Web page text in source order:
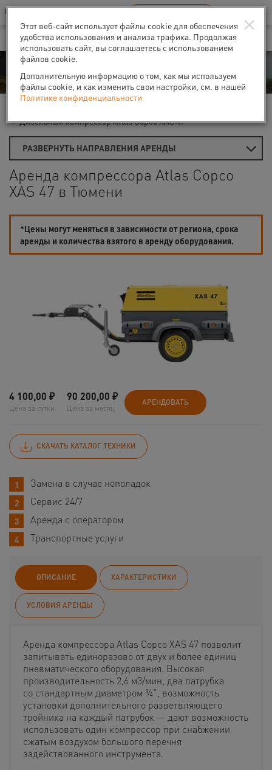
Ваш город:Тюмень
В Вашем регионе нет наших офисов RU EN
Аренда
Дизельный компрессор Atlas Copco XAS 47
РАЗВЕРНУТЬ НАПРАВЛЕНИЯ АРЕНДЫ
Аренда компрессора Atlas Copco
XAS 47 в Тюмени
*Цены могут меняться в зависимости от региона, срока
аренды и количества взятого в аренду оборудования.
4 100,00 ₽
Цена за сутки
90 200,00 ₽
Цена за месяц
АРЕНДОВАТЬ
СКАЧАТЬ КАТАЛОГ ТЕХНИКИ
Замена в случае неполадок
Сервис 24/7
Аренда с оператором
Транспортные услуги
ОПИСАНИЕ ХАРАКТЕРИСТИКИ
УСЛОВИЯ АРЕНДЫ
Аренда компрессора Atlas Copco XAS 47 позволит
запитывать единоразово от двух и более единиц
пневматического оборудования. Высокая
производительность 2,6 м3/мин, два патрубка
со стандартным диаметром ¾", возможность
установки дополнительного разветвляющего
тройника на каждый патрубок — дают возможность
использовать один компрессор при снабжении
сжатым воздухом большого перечня
задействованного инструмента.
×
Этот веб-сайт использует файлы cookie для обеспечения
удобства использования и анализа трафика. Продолжая
использовать сайт, вы соглашаетесь с использованием
файлов cookie.
Дополнительную информацию о том, как мы используем
файлы cookie, и как изменить свои настройки, см. в нашей
Политике конфиденциальности